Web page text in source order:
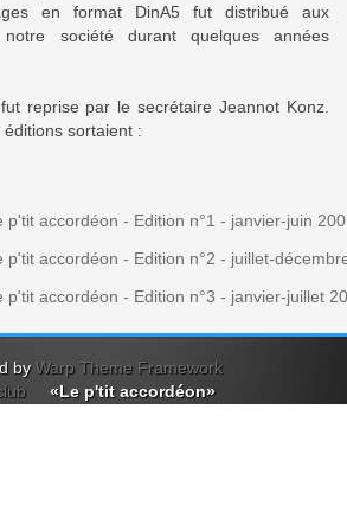
en format DinA5 fut distribué aux
société durant quelques années
reprise par le secrétaire Jeannot Konz.
sortaient :
p'tit accordéon - Edition n°1 - janvier-juin
p'tit accordéon - Edition n°2 - juillet-
p'tit accordéon - Edition n°3 - janvier-juillet
byWarp Theme Framework
«Le p'tit accordéon»